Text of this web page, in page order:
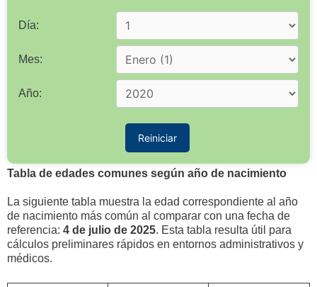
Día:
Mes:
Año:
Reiniciar
Tabla de edades comunes según año de nacimiento
La siguiente tabla muestra la edad correspondiente al año
de nacimiento más común al comparar con una fecha de
referencia: 4 de julio de 2025. Esta tabla resulta útil para
cálculos preliminares rápidos en entornos administrativos y
médicos.